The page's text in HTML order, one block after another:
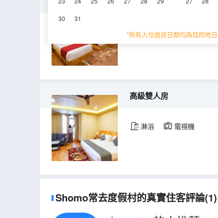
30 31
*所有入住退房日期均為目的地
20㎡ 淋浴 電
高級雙人房
淋浴 電視機
Shomo常去度假村的真實住客評論(1)